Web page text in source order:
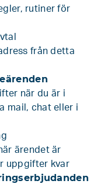
rutiner för
från detta
när du är i
mail, chat eller i
ärendet är
uppgifter kvar